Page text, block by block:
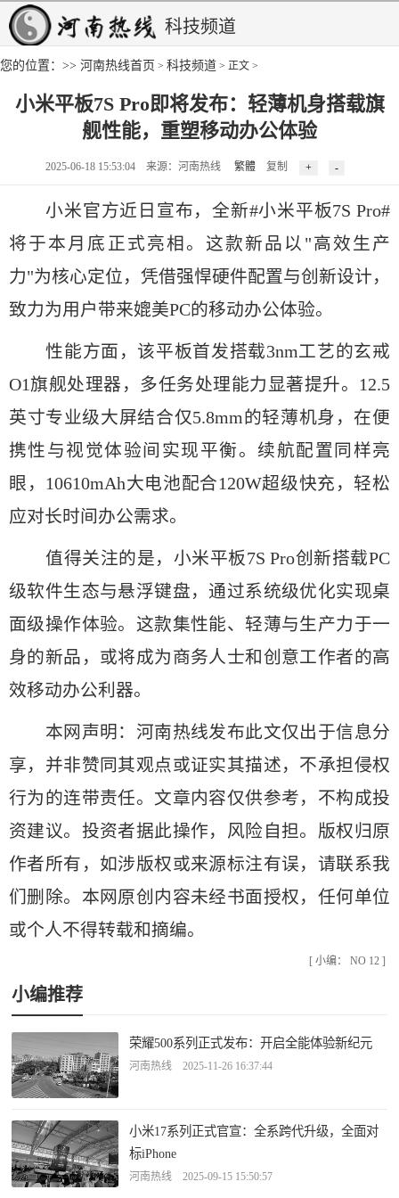
科技频道
您的位置：>> 河南热线首页 > 科技频道 > 正文 >
小米平板7S Pro即将发布：轻薄机身搭载旗
舰性能，重塑移动办公体验
2025-06-18 15:53:04 来源：河南热线 繁體 复制
小米官方近日宣布，全新#小米平板7S Pro#
将于本月底正式亮相。这款新品以"高效生产
力"为核心定位，凭借强悍硬件配置与创新设计，
致力为用户带来媲美PC的移动办公体验。
性能方面，该平板首发搭载3nm工艺的玄戒
O1旗舰处理器，多任务处理能力显著提升。12.5
英寸专业级大屏结合仅5.8mm的轻薄机身，在便
携性与视觉体验间实现平衡。续航配置同样亮
眼，10610mAh大电池配合120W超级快充，轻松
应对长时间办公需求。
值得关注的是，小米平板7S Pro创新搭载PC
级软件生态与悬浮键盘，通过系统级优化实现桌
面级操作体验。这款集性能、轻薄与生产力于一
身的新品，或将成为商务人士和创意工作者的高
效移动办公利器。
本网声明：河南热线发布此文仅出于信息分
享，并非赞同其观点或证实其描述，不承担侵权
行为的连带责任。文章内容仅供参考，不构成投
资建议。投资者据此操作，风险自担。版权归原
作者所有，如涉版权或来源标注有误，请联系我
们删除。本网原创内容未经书面授权，任何单位
或个人不得转载和摘编。
[ 小编： NO 12 ]
小编推荐
荣耀500系列正式发布：开启全能体验新纪元
河南热线 2025-11-26 16:37:44
小米17系列正式官宣：全系跨代升级，全面对
标iPhone
河南热线 2025-09-15 15:50:57